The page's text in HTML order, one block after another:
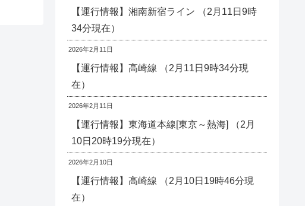
【運行情報】湘南新宿ライン （2月11日9時
34分現在）
2026年2月11日
【運行情報】高崎線 （2月11日9時34分現
在）
2026年2月11日
【運行情報】東海道本線[東京～熱海] （2月
10日20時19分現在）
2026年2月10日
【運行情報】高崎線 （2月10日19時46分現
在）